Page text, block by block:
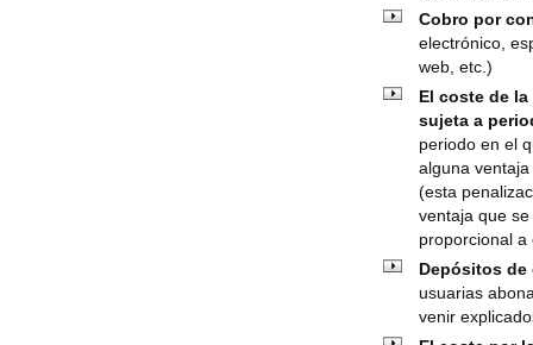
Cobro por
electrónico,
web, etc.)
El coste de
sujeta a
periodo en el
alguna
(esta
ventaja que
proporcional
Depósitos de
usuarias
venir